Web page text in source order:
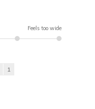
Feels too wide
1